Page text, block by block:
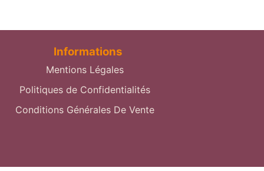
Informations
Mentions Légales
Politiques de Confidentialités
Conditions Générales De Vente